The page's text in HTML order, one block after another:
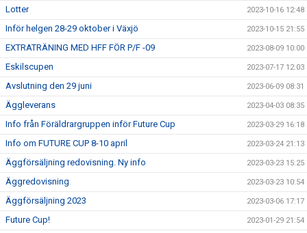
Lotter 2023-10-16 12:48
Inför helgen 28-29 oktober i Växjö 2023-10-15 21:55
EXTRATRÄNING MED HFF FÖR P/F -09 2023-08-09 10:00
Eskilscupen 2023-07-17 12:03
Avslutning den 29 juni 2023-06-09 08:31
Äggleverans 2023-04-03 08:35
Info från Föräldrargruppen inför Future Cup 2023-03-29 16:18
Info om FUTURE CUP 8-10 april 2023-03-24 21:13
Äggförsäljning redovisning. Ny info 2023-03-23 15:25
Äggredovisning 2023-03-23 10:54
Äggförsäljning 2023 2023-03-06 17:17
Future Cup! 2023-01-29 21:54